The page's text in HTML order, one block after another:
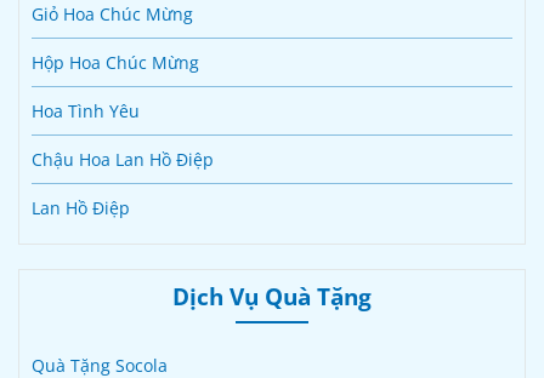
Giỏ Hoa Chúc Mừng
Hộp Hoa Chúc Mừng
Hoa Tình Yêu
Chậu Hoa Lan Hồ Điệp
Lan Hồ Điệp
Dịch Vụ Quà Tặng
Quà Tặng Socola